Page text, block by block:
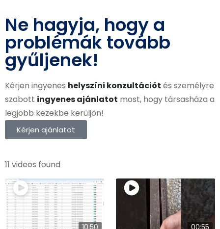
Ne hagyja, hogy a
problémák tovább
gyűljenek!
Kérjen ingyenes helyszíni konzultációt és személyre
szabott ingyenes ajánlatot most, hogy társasháza a
legjobb kezekbe kerüljön!
Kérjen ajánlatot
11 videos found
10:50 00:55